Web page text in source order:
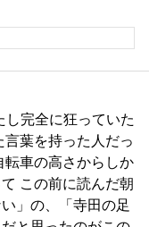
完全に狂っていた
葉を持った人だっ
転車の高さからしか
この前に読んだ朝
」の、「寺田の足